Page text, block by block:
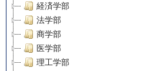
経済学部
法学部
商学部
医学部
理工学部